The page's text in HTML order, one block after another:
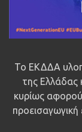
Το ΕΚΔΔΑ
της Ελλάδας
κυρίως
προεισαγωγική